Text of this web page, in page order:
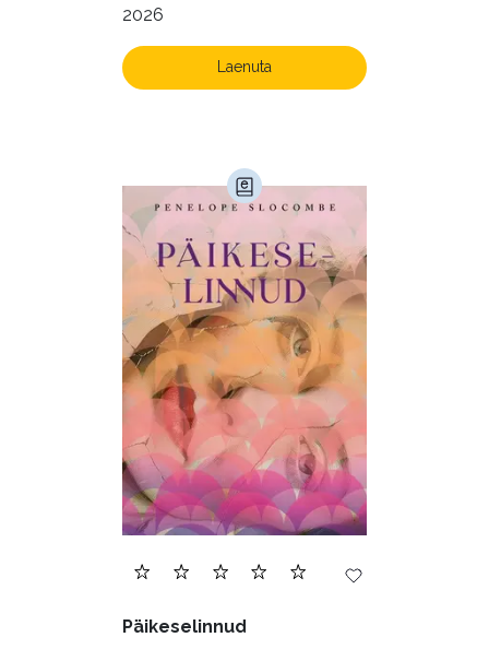
2026
Laenuta
Päikeselinnud